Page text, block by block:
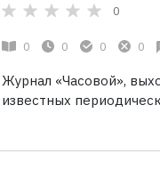
0
0 0 0 0
Журнал «Часовой»,
известных